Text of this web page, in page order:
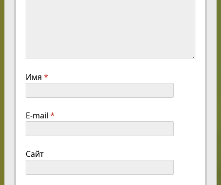
Имя *
E-mail *
Сайт